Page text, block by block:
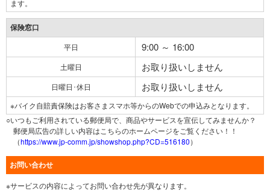
ます。
保険窓口
平日 9:00 ～ 16:00
土曜日 お取り扱いしません
日曜日･休日 お取り扱いしません
※バイク自賠責保険はお客さまスマホ等からのWebでの申込みとなります。
○いつもご利用されている郵便局で、商品やサービスを宣伝してみませんか？
郵便局広告の詳しい内容はこちらのホームページをご覧ください！！
（https://www.jp-comm.jp/showshop.php?CD=516180）
お問い合わせ
※サービスの内容によってお問い合わせ先が異なります。